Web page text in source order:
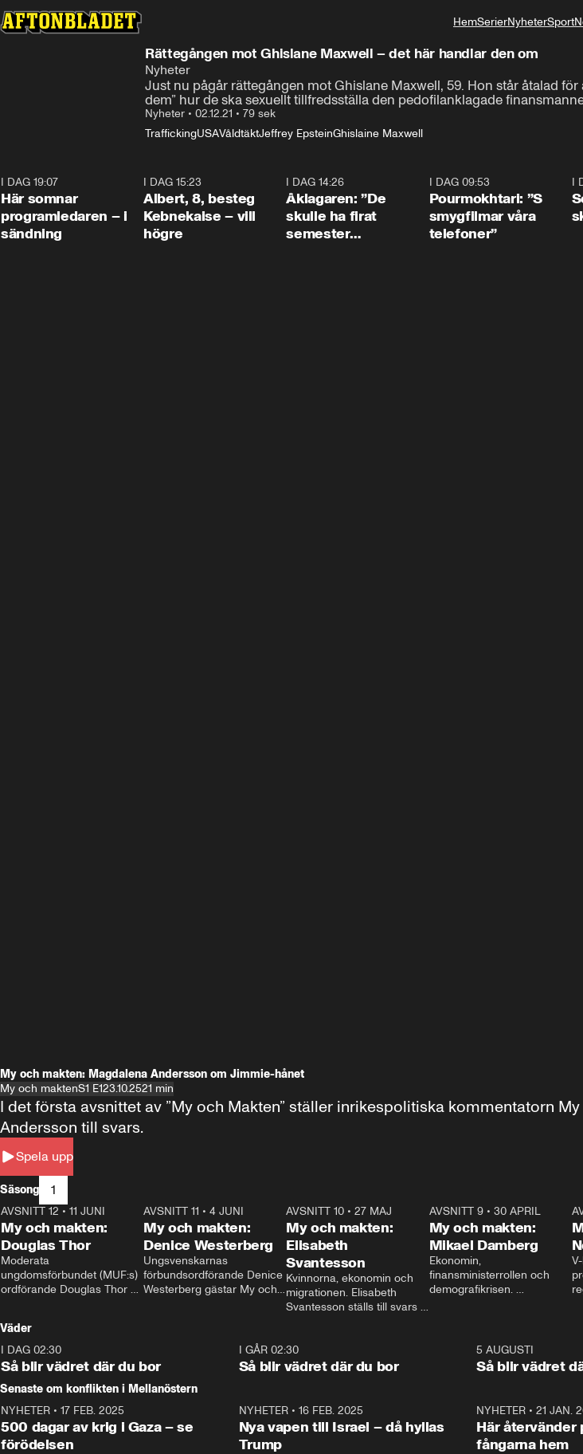
HemSerierNyheterSport
Rättegången mot Ghislane Maxwell – det här handlar den om
Nyheter
Just nu pågår rättegången mot Ghislane Maxwell, 59. Hon står åtalad
dem” hur de ska sexuellt tillfredsställa den pedofilanklagade
Nyheter • 02.12.21 • 79 sek
TraffickingUSAVåldtäktJeffrey EpsteinGhislaine Maxwell
I DAG 19:07
Här somnar
programledaren – i
sändning
I DAG 15:23
Albert, 8, besteg
Kebnekaise – vill
högre
I DAG 14:26
Åklagaren: ”De
skulle ha firat
semester
I DAG 09:53
Pourmokhtari: ”S
smygfilmar våra
telefoner”
I
My och makten: Magdalena Andersson om Jimmie-hånet
My och maktenS1 E123.10.2521 min
Spela upp
I det första avsnittet av ”My och Makten” ställer inrikespolitiska kommentatorn
Andersson till svars.
Säsong 1
26:27
AVSNITT 12 • 11 JUNI
My och makten:
Douglas Thor
Moderata
ungdomsförbundet (MUF:s)
ordförande Douglas Thor
tonårsutvisningarna och hur
Moderaterna ska locka
väljare till valet i höst.
23:40
AVSNITT 11 •4 JUNI
My och makten:
Denice Westerberg
Ungsvenskarnas
förbundsordförande Denice
Westerberg gästar My och
AVSNITT 10 •27 MAJ
My och makten:
Elisabeth
Svantesson
Kvinnorna, ekonomin och
migrationen. Elisabeth
Svantesson ställs till svars
AVSNITT 9• 30 APRIL
My och makten:
Mikael Damberg
Ekonomin,
finansministerrollen och
demografikrisen.
och Makten.
–
Väder
I DAG 02:30
Så blir vädret där du bor
1:06
I GÅR 02:30
Så blir vädret där du bor
5 AUGUSTI
Så blir vädret
Senaste om konflikten i Mellanöstern
NYHETER • 17 FEB. 2025
500 dagar av krig i Gaza – se
förödelsen
NYHETER• 16 FEB. 2025
Nya vapen till Israel – då hyllas
Trump
NYHETER •21 JAN.
Här återvänder
fångarna hem